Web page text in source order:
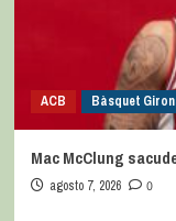
ACB Bàsquet
Mac McClung
agosto 7, 2026 0